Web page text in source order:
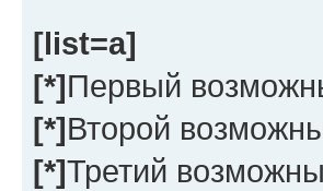
[list=a]
[*]Первый
[*]Второй
[*]Третий